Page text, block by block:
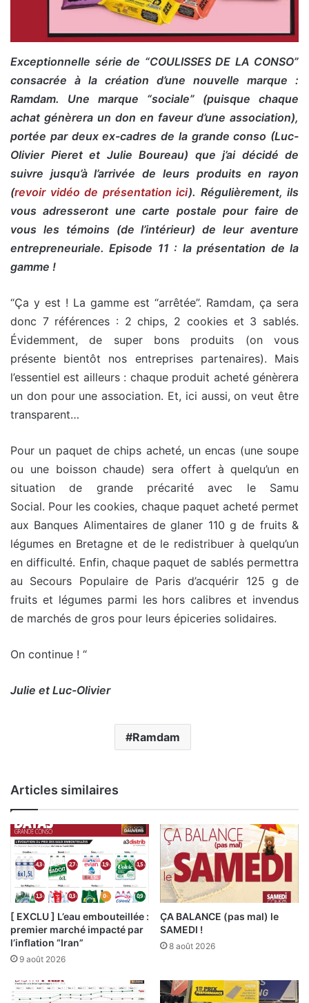
Exceptionnelle série de “COULISSES DE LA CONSO”
consacrée à la création d’une nouvelle marque :
Ramdam. Une marque “sociale” (puisque chaque
achat génèrera un don en faveur d’une association),
portée par deux ex-cadres de la grande conso (Luc-
Olivier Pieret et Julie Boureau) que j’ai décidé de
suivre jusqu’à l’arrivée de leurs produits en rayon
(revoir vidéo de présentation ici). Régulièrement, ils
vous adresseront une carte postale pour faire de
vous les témoins (de l’intérieur) de leur aventure
entrepreneuriale. Episode 11 : la présentation de la
gamme !
“Ça y est ! La gamme est “arrêtée”. Ramdam, ça sera
donc 7 références : 2 chips, 2 cookies et 3 sablés.
Évidemment, de super bons produits (on vous
présente bientôt nos entreprises partenaires). Mais
l’essentiel est ailleurs : chaque produit acheté génèrera
un don pour une association. Et, ici aussi, on veut être
transparent…
Pour un paquet de chips acheté, un encas (une soupe
ou une boisson chaude) sera offert à quelqu’un en
situation de grande précarité avec le Samu
Social. Pour les cookies, chaque paquet acheté permet
aux Banques Alimentaires de glaner 110 g de fruits &
légumes en Bretagne et de le redistribuer à quelqu’un
en difficulté. Enfin, chaque paquet de sablés permettra
au Secours Populaire de Paris d’acquérir 125 g de
fruits et légumes parmi les hors calibres et invendus
de marchés de gros pour leurs épiceries solidaires.
On continue ! “
Julie et Luc-Olivier
Ramdam
Articles similaires
[ EXCLU ] L’eau embouteillée :
premier marché impacté par
l’inflation “Iran”
9 août 2026
ÇA BALANCE (pas mal) le
SAMEDI !
8 août 2026